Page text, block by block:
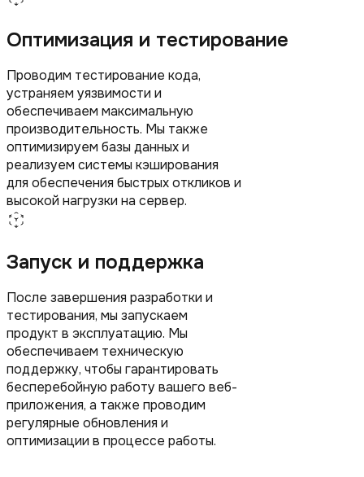
Оптимизация и тестирование
Проводим тестирование кода,
устраняем уязвимости и
обеспечиваем максимальную
производительность. Мы также
оптимизируем базы данных и
реализуем системы кэширования
для обеспечения быстрых откликов и
высокой нагрузки на сервер.
Запуск и поддержка
После завершения разработки и
тестирования, мы запускаем
продукт в эксплуатацию. Мы
обеспечиваем техническую
поддержку, чтобы гарантировать
бесперебойную работу вашего веб-
приложения, а также проводим
регулярные обновления и
оптимизации в процессе работы.